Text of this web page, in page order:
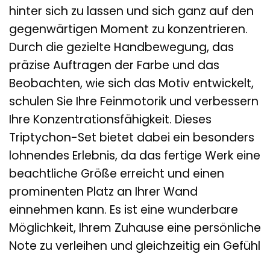
hinter sich zu lassen und sich ganz auf den
gegenwärtigen Moment zu konzentrieren.
Durch die gezielte Handbewegung, das
präzise Auftragen der Farbe und das
Beobachten, wie sich das Motiv entwickelt,
schulen Sie Ihre Feinmotorik und verbessern
Ihre Konzentrationsfähigkeit. Dieses
Triptychon-Set bietet dabei ein besonders
lohnendes Erlebnis, da das fertige Werk eine
beachtliche Größe erreicht und einen
prominenten Platz an Ihrer Wand
einnehmen kann. Es ist eine wunderbare
Möglichkeit, Ihrem Zuhause eine persönliche
Note zu verleihen und gleichzeitig ein Gefühl